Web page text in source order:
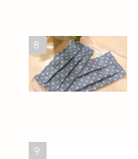
8
9